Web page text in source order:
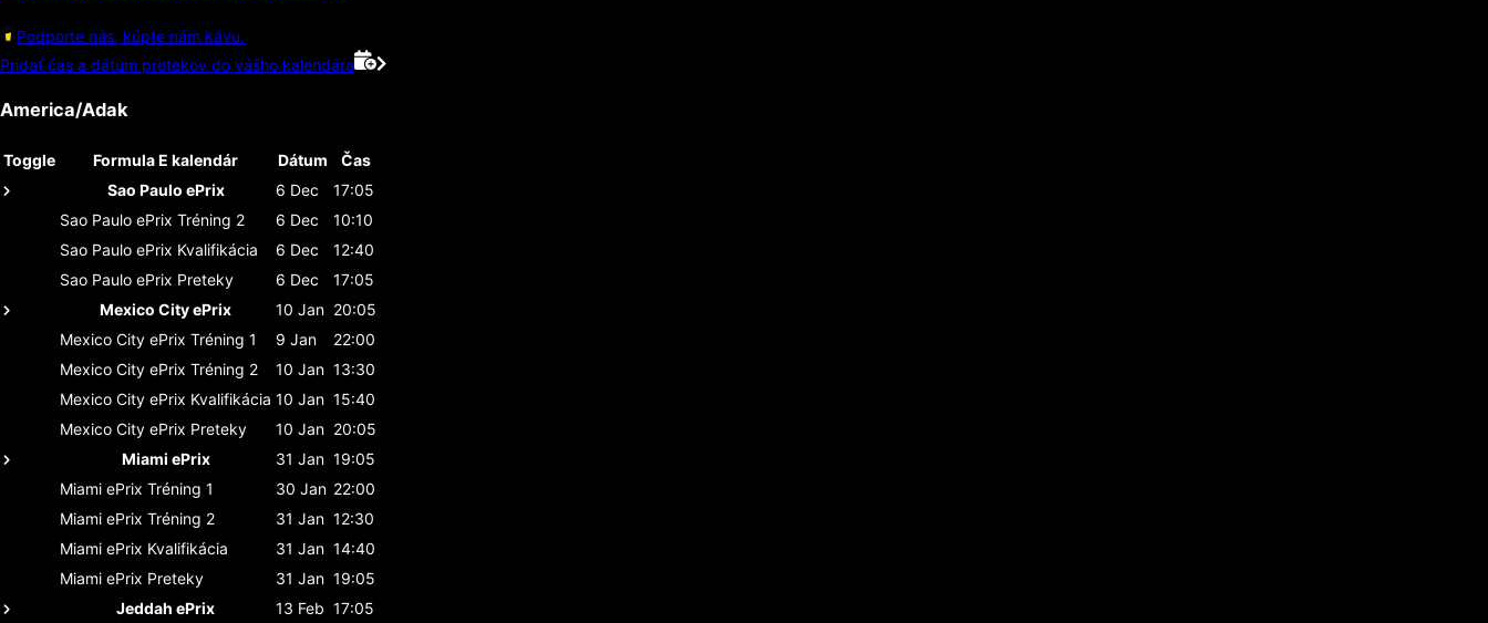
Podporte nás, kúpte nám kávu.
Pridať čas a dátum pretekov do vášho kalendára
America/Adak
Toggle Formula E kalendár Dátum
Čas
Sao Paulo ePrix
6 Dec
17:05
Sao Paulo ePrix Tréning 2 6 Dec
10:10
Sao Paulo ePrix Kvalifikácia 6 Dec
12:40
Sao Paulo ePrix Preteky 6 Dec
17:05
Mexico City ePrix
10 Jan 20:05
Mexico City ePrix Tréning 1 9 Jan
22:00
Mexico City ePrix Tréning 2 10 Jan 13:30
Mexico City ePrix Kvalifikácia 10 Jan 15:40
Mexico City ePrix Preteky 10 Jan 20:05
Miami ePrix
31 Jan 19:05
Miami ePrix Tréning 1 30 Jan 22:00
Miami ePrix Tréning 2 31 Jan 12:30
Miami ePrix Kvalifikácia 31 Jan 14:40
Miami ePrix Preteky 31 Jan 19:05
Jeddah ePrix
13 Feb 17:05